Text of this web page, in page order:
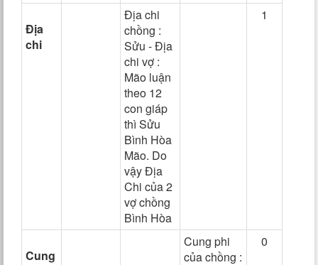
Địa
chi
Địa chi
chồng :
Sửu - Địa
chi vợ :
Mão luận
theo 12
con giáp
thì Sửu
Bình Hòa
Mão. Do
vậy Địa
Chi của 2
vợ chồng
Bình Hòa
1
Cung
Cung phi
của chồng :
0